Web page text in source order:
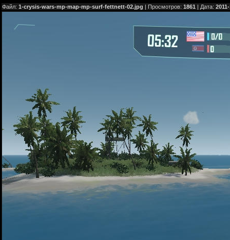
Файл: 1-crysis-wars-mp-map-mp-surf-fettnett-02.jpg | Просмотров: 1861 | Дата: